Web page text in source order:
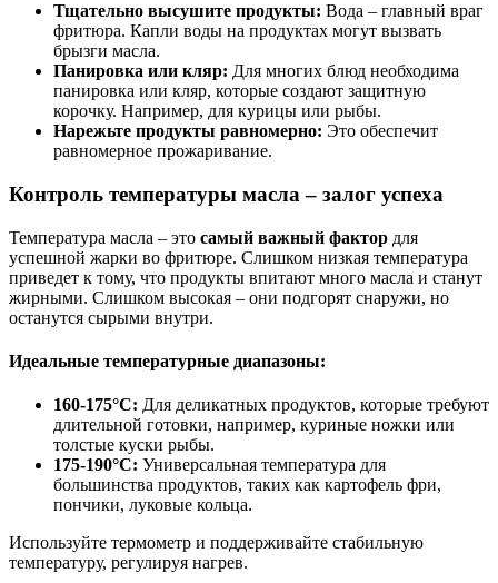
Тщательно высушите продукты: Вода – главный враг
фритюра. Капли воды на продуктах могут вызвать
брызги масла.
Панировка или кляр: Для многих блюд необходима
панировка или кляр, которые создают защитную
корочку. Например, для курицы или рыбы.
Нарежьте продукты равномерно: Это обеспечит
равномерное прожаривание.
Контроль температуры масла – залог успеха
Температура масла – это самый важный фактор для
успешной жарки во фритюре. Слишком низкая температура
приведет к тому, что продукты впитают много масла и станут
жирными. Слишком высокая – они подгорят снаружи, но
останутся сырыми внутри.
Идеальные температурные диапазоны:
160-175°C: Для деликатных продуктов, которые требуют
длительной готовки, например, куриные ножки или
толстые куски рыбы.
175-190°C: Универсальная температура для
большинства продуктов, таких как картофель фри,
пончики, луковые кольца.
Используйте термометр и поддерживайте стабильную
температуру, регулируя нагрев.